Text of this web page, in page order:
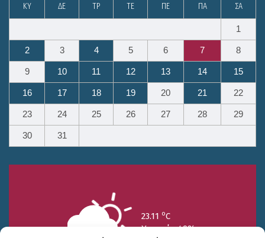
ΚΥ ΔΕ ΤΡ ΤΕ ΠΕ ΠΑ ΣΑ
1
2 3 4 5 6 7 8
9 10 11 12 13 14 15
16 17 18 19 20 21 22
23 24 25 26 27 28 29
30 31
23.11 oC
Υγρασία 49%